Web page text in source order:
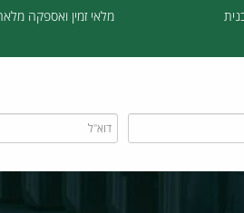
מלאי זמין ואספקה מלאה